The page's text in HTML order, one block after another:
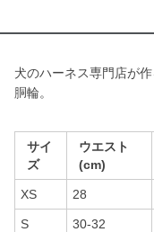
犬のハーネス専門店が
胴輪。
サイ
ズ
ウエスト
(cm)
XS 28
S 30-32